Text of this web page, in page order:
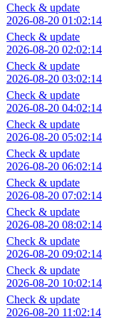
Check & update
2026-08-20 01:02:14
Check & update
2026-08-20 02:02:14
Check & update
2026-08-20 03:02:14
Check & update
2026-08-20 04:02:14
Check & update
2026-08-20 05:02:14
Check & update
2026-08-20 06:02:14
Check & update
2026-08-20 07:02:14
Check & update
2026-08-20 08:02:14
Check & update
2026-08-20 09:02:14
Check & update
2026-08-20 10:02:14
Check & update
2026-08-20 11:02:14